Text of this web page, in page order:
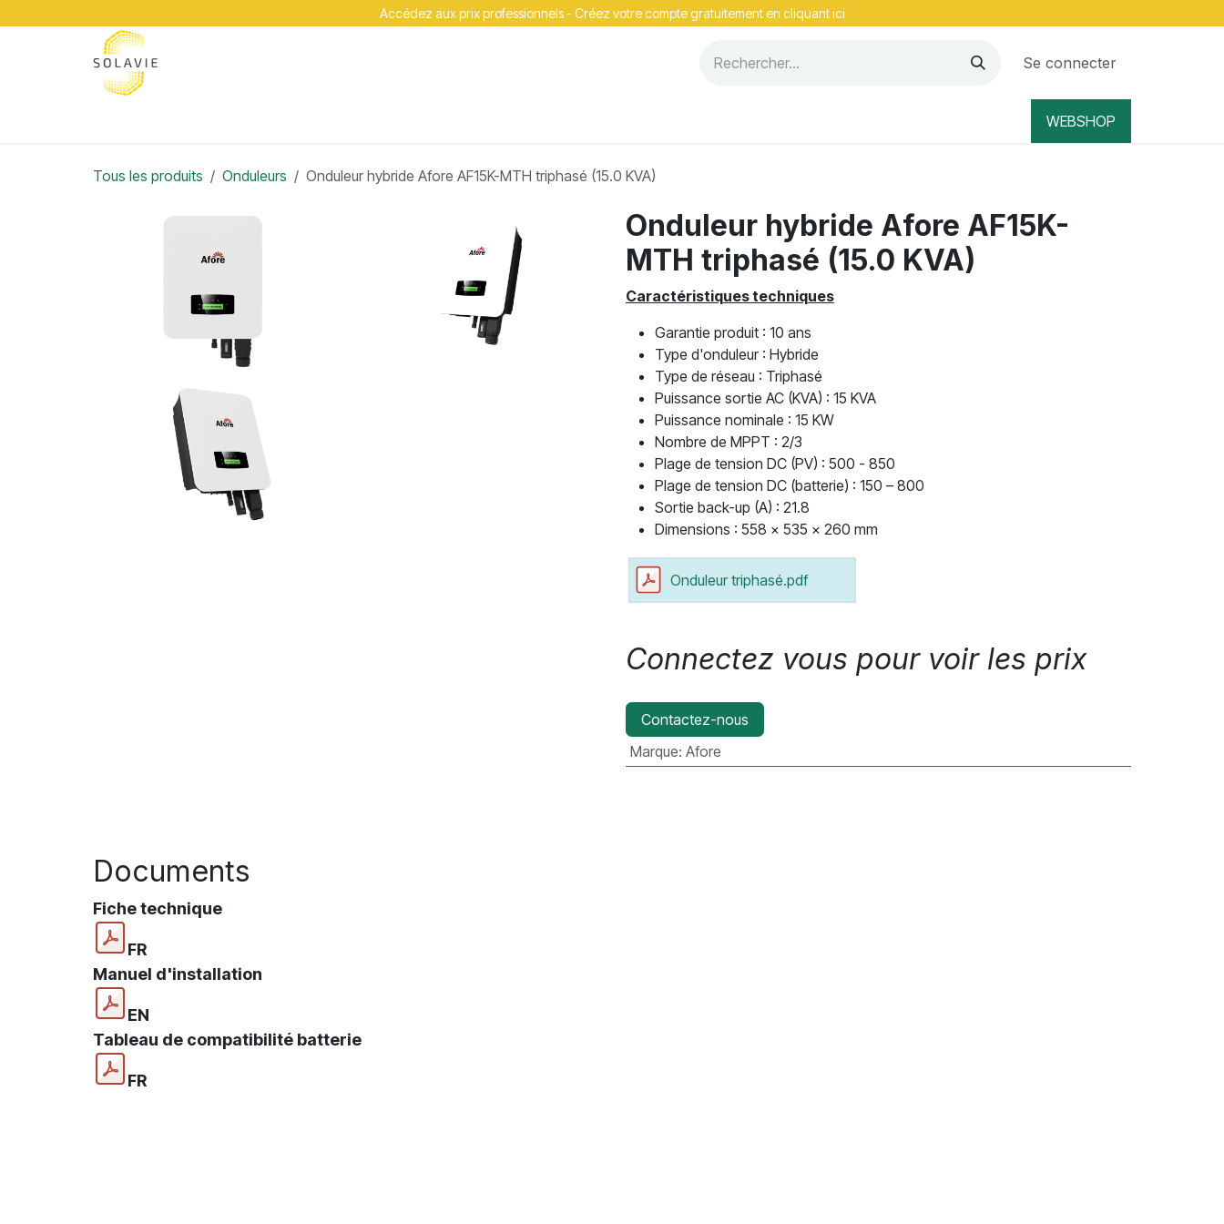
Accédez aux prix professionnels - Cr​​éez votre compte gratuitement en cliquant ici
Se connecter
WEBSHOP
Tous les produits Onduleurs Onduleur hybride Afore AF15K-MTH triphasé (15.0 KVA)
Onduleur hybride Afore AF15K-
MTH triphasé (15.0 KVA)
Caractéristiques techniques
Garantie produit : 10 ans
Type d'onduleur : Hybride
Type de réseau : Triphasé
Puissance sortie AC (KVA) : 15 KVA
Puissance nominale : 15 KW
Nombre de MPPT : 2/3
Plage de tension DC (PV) : 500 - 850
Plage de tension DC (batterie) : 150 – 800
Sortie back-up (A) : 21.8
Dimensions : 558 x 535 x 260 mm
Onduleur triphasé.pdf
Connectez vous pour voir les prix
Contactez-nous
Marque: Afore
Documents
Fiche technique
FR
Manuel d'installation
EN
Tableau de compatibilité batterie
FR